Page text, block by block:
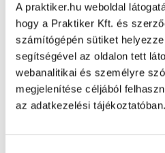
A praktiker.hu weboldal
hogy a Praktiker Kft. és
számítógépén sütiket
segítségével az oldalon tett
webanalitikai és személyre
megjelenítése céljából
az adatkezelési tájékoztatóban.
Oldal